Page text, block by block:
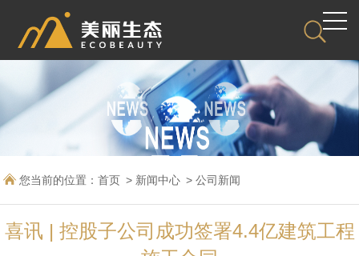
您当前的位置：首页 新闻中心 公司新闻
喜讯 | 控股子公司成功签署4.4亿建筑工程